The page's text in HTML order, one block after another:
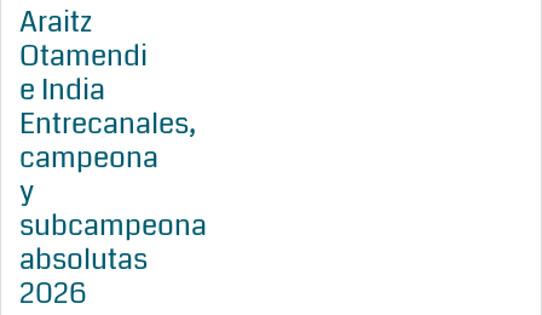
Araitz
Otamendi
e India
Entrecanales,
campeona
y
subcampeona
absolutas
2026